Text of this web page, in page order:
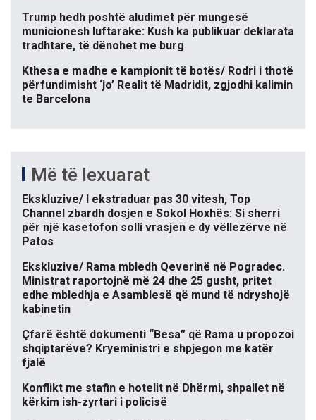
Trump hedh poshtë aludimet për mungesë
municionesh luftarake: Kush ka publikuar deklarata
tradhtare, të dënohet me burg
Kthesa e madhe e kampionit të botës/ Rodri i thotë
përfundimisht ‘jo’ Realit të Madridit, zgjodhi kalimin
te Barcelona
Më të lexuarat
Ekskluzive/ I ekstraduar pas 30 vitesh, Top
Channel zbardh dosjen e Sokol Hoxhës: Si sherri
për një kasetofon solli vrasjen e dy vëllezërve në
Patos
Ekskluzive/ Rama mbledh Qeverinë në Pogradec.
Ministrat raportojnë më 24 dhe 25 gusht, pritet
edhe mbledhja e Asamblesë që mund të ndryshojë
kabinetin
Çfarë është dokumenti “Besa” që Rama u propozoi
shqiptarëve? Kryeministri e shpjegon me katër
fjalë
Konflikt me stafin e hotelit në Dhërmi, shpallet në
kërkim ish-zyrtari i policisë